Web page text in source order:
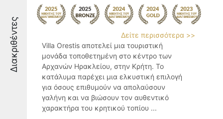
Διακριθέντες
Δείτε περισσότερα >>
Villa Orestis αποτελεί μια τουριστική
μονάδα τοποθετημένη στο κέντρο των
Αρχανών Ηρακλείου, στην Κρήτη. Το
κατάλυμα παρέχει μια ελκυστική επιλογή
για όσους επιθυμούν να απολαύσουν
γαλήνη και να βιώσουν τον αυθεντικό
χαρακτήρα του κρητικού τοπίου ...